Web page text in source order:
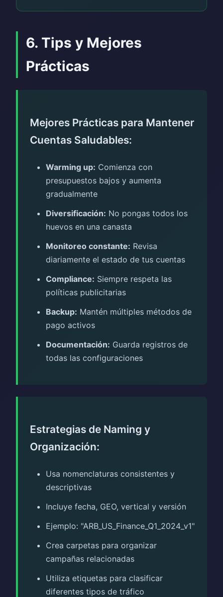
6. Tips y Mejores
Prácticas
Mejores Prácticas para Mantener
Cuentas Saludables:
Warming up: Comienza con
presupuestos bajos y aumenta
gradualmente
Diversificación: No pongas todos los
huevos en una canasta
Monitoreo constante: Revisa
diariamente el estado de tus cuentas
Compliance: Siempre respeta las
políticas publicitarias
Backup: Mantén múltiples métodos de
pago activos
Documentación: Guarda registros de
todas las configuraciones
Estrategias de Naming y
Organización:
Usa nomenclaturas consistentes y
descriptivas
Incluye fecha, GEO, vertical y versión
Ejemplo: "ARB_US_Finance_Q1_2024_v1"
Crea carpetas para organizar
campañas relacionadas
Utiliza etiquetas para clasificar
diferentes tipos de tráfico